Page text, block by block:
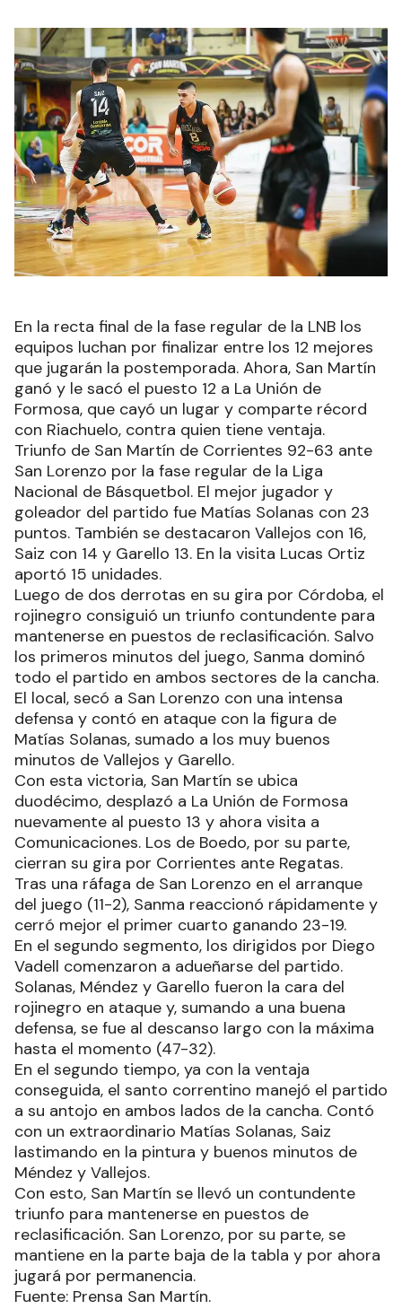
En la recta final de la fase regular de la LNB los
equipos luchan por finalizar entre los 12 mejores
que jugarán la postemporada. Ahora, San Martín
ganó y le sacó el puesto 12 a La Unión de
Formosa, que cayó un lugar y comparte récord
con Riachuelo, contra quien tiene ventaja.
Triunfo de San Martín de Corrientes 92-63 ante
San Lorenzo por la fase regular de la Liga
Nacional de Básquetbol. El mejor jugador y
goleador del partido fue Matías Solanas con 23
puntos. También se destacaron Vallejos con 16,
Saiz con 14 y Garello 13. En la visita Lucas Ortiz
aportó 15 unidades.
Luego de dos derrotas en su gira por Córdoba, el
rojinegro consiguió un triunfo contundente para
mantenerse en puestos de reclasificación. Salvo
los primeros minutos del juego, Sanma dominó
todo el partido en ambos sectores de la cancha.
El local, secó a San Lorenzo con una intensa
defensa y contó en ataque con la figura de
Matías Solanas, sumado a los muy buenos
minutos de Vallejos y Garello.
Con esta victoria, San Martín se ubica
duodécimo, desplazó a La Unión de Formosa
nuevamente al puesto 13 y ahora visita a
Comunicaciones. Los de Boedo, por su parte,
cierran su gira por Corrientes ante Regatas.
Tras una ráfaga de San Lorenzo en el arranque
del juego (11-2), Sanma reaccionó rápidamente y
cerró mejor el primer cuarto ganando 23-19.
En el segundo segmento, los dirigidos por Diego
Vadell comenzaron a adueñarse del partido.
Solanas, Méndez y Garello fueron la cara del
rojinegro en ataque y, sumando a una buena
defensa, se fue al descanso largo con la máxima
hasta el momento (47-32).
En el segundo tiempo, ya con la ventaja
conseguida, el santo correntino manejó el partido
a su antojo en ambos lados de la cancha. Contó
con un extraordinario Matías Solanas, Saiz
lastimando en la pintura y buenos minutos de
Méndez y Vallejos.
Con esto, San Martín se llevó un contundente
triunfo para mantenerse en puestos de
reclasificación. San Lorenzo, por su parte, se
mantiene en la parte baja de la tabla y por ahora
jugará por permanencia.
Fuente: Prensa San Martín.